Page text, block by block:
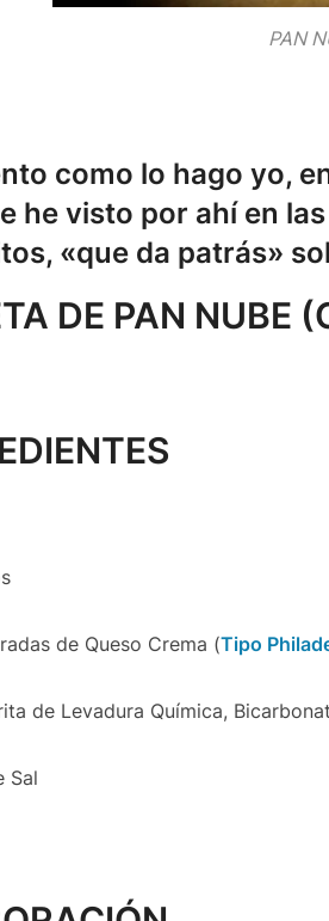
PAN
como lo hago yo,
he visto por ahí en
«que da patrás»
DE PAN NUBE
de Queso Crema (Tipo
de Levadura Química,
Sal